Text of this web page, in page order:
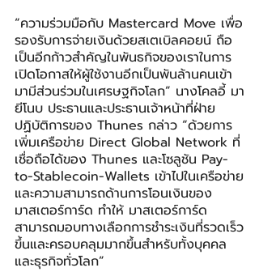
“ความร่วมมือกับ Mastercard Move เพื่อ
รองรับการจ่ายเงินด้วยสเตเบิลคอยน์ ถือ
เป็นอีกก้าวสำคัญในพันธกิจของเราในการ
เปิดโอกาสให้ผู้ใช้งานอีกเป็นพันล้านคนเข้า
มามีส่วนร่วมในเศรษฐกิจโลก” นางโคลอี้ มา
ยีโนบ ประธานและประธานเจ้าหน้าที่ฝ่าย
ปฏิบัติการของ Thunes กล่าว “ด้วยการ
เพิ่มเครือข่าย Direct Global Network ที่
เชื่อถือได้ของ Thunes และโซลูชัน Pay-
to-Stablecoin-Wallets เข้าไปในเครือข่าย
และความสามารถด้านการโอนเงินของ
มาสเตอร์การ์ด ทำให้ มาสเตอร์การ์ด
สามารถมอบทางเลือกการชำระเงินที่รวดเร็ว
ขึ้นและครอบคลุมมากขึ้นสำหรับทั้งบุคคล
และธุรกิจทั่วโลก”